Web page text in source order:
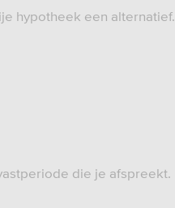
hypotheek een alternatief.
die je afspreekt.